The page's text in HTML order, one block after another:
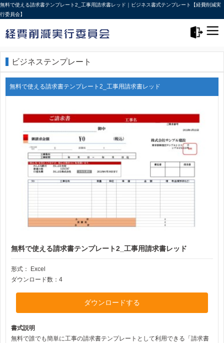
無料で使える請求書テンプレート2_工事用請求書レッド｜ビジネス書式テンプレート【経費削減実
行委員会】
ビジネステンプレート
無料で使える請求書テンプレート2_工事用請求書レッド
無料で使える請求書テンプレート2_工事用請求書レッド
形式：
Excel
ダウンロード数：4
ダウンロードする
書式説明
無料で誰でも簡単に工事の請求書テンプレートとして利用できる「請求書